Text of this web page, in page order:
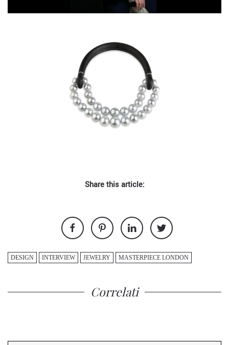
Share this article:
DESIGN INTERVIEW JEWELRY MASTERPIECE LONDON
Correlati